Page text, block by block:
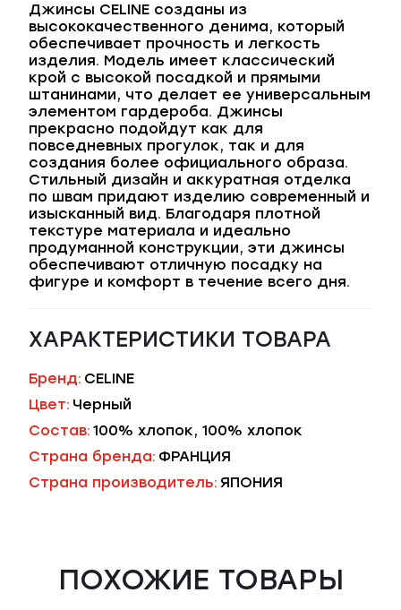
Джинсы CELINE созданы из
высококачественного денима, который
обеспечивает прочность и легкость
изделия. Модель имеет классический
крой с высокой посадкой и прямыми
штанинами, что делает ее универсальным
элементом гардероба. Джинсы
прекрасно подойдут как для
повседневных прогулок, так и для
создания более официального образа.
Стильный дизайн и аккуратная отделка
по швам придают изделию современный и
изысканный вид. Благодаря плотной
текстуре материала и идеально
продуманной конструкции, эти джинсы
обеспечивают отличную посадку на
фигуре и комфорт в течение всего дня.
ХАРАКТЕРИСТИКИ ТОВАРА
Бренд: CELINE
Цвет: Черный
Состав: 100% хлопок, 100% хлопок
Страна бренда: ФРАНЦИЯ
Страна производитель: ЯПОНИЯ
ПОХОЖИЕ ТОВАРЫ